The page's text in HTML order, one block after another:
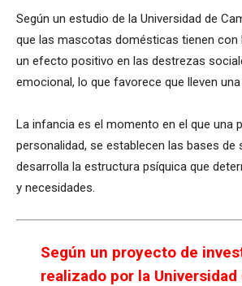
Según un estudio de la Universidad de
que las mascotas domésticas tienen con
un efecto positivo en las destrezas
emocional, lo que favorece que lleven
La infancia es el momento en el que una
personalidad, se establecen las bases de
desarrolla la estructura psíquica que
y necesidades.
Según un proyecto de
realizado por la Universidad